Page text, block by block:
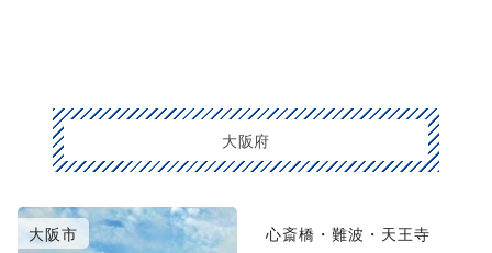
大阪府
大阪市 心斎橋・難波・天王寺